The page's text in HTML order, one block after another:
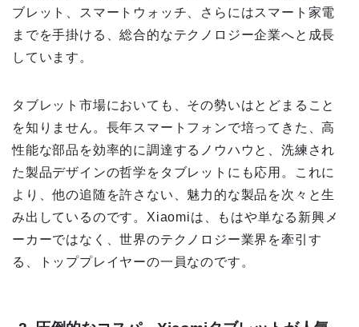
ブレット、スマートウォッチ、さらにはスマート家電
までを手掛ける、総合的なテクノロジー企業へと成長
しています。
タブレット市場においても、その勢いはとどまること
を知りません。長年スマートフォンで培ってきた、高
性能な部品を効率的に調達するノウハウと、洗練され
た製品デザインの哲学をタブレットにも応用。これに
より、他の追随を許さない、魅力的な製品を次々と生
み出しているのです。Xiaomiは、もはや単なる新興メ
ーカーではなく、世界のテクノロジー業界を牽引す
る、トッププレイヤーの一員なのです。